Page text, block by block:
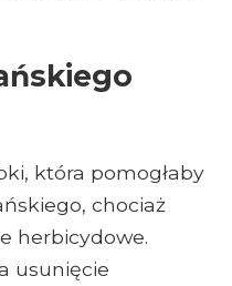
która pomogłaby
chociaż
herbicydowe.
usunięcie